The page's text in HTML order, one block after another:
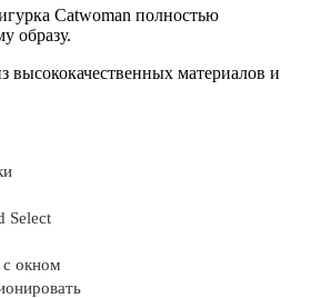
Catwoman полностью
образу.
высококачественных материалов и
Select
с окном